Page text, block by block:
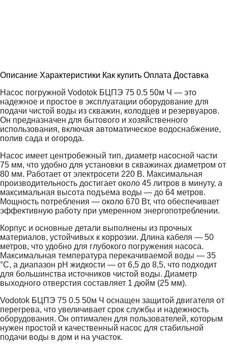
Описание Характеристики Как купить Оплата Доставка
Насос погружной Vodotok БЦПЭ 75 0.5 50м Ч — это
надежное и простое в эксплуатации оборудование для
подачи чистой воды из скважин, колодцев и резервуаров.
Он предназначен для бытового и хозяйственного
использования, включая автоматическое водоснабжение,
полив сада и огорода.
Насос имеет центробежный тип, диаметр насосной части
75 мм, что удобно для установки в скважинах диаметром от
80 мм. Работает от электросети 220 В. Максимальная
производительность достигает около 45 литров в минуту, а
максимальная высота подъема воды — до 64 метров.
Мощность потребления — около 670 Вт, что обеспечивает
эффективную работу при умеренном энергопотреблении.
Корпус и основные детали выполнены из прочных
материалов, устойчивых к коррозии. Длина кабеля — 50
метров, что удобно для глубокого погружения насоса.
Максимальная температура перекачиваемой воды — 35
°C, а диапазон pH жидкости — от 6,5 до 8,5, что подходит
для большинства источников чистой воды. Диаметр
выходного отверстия составляет 1 дюйм (25 мм).
Vodotok БЦПЭ 75 0.5 50м Ч оснащен защитой двигателя от
перегрева, что увеличивает срок службы и надежность
оборудования. Он оптимален для пользователей, которым
нужен простой и качественный насос для стабильной
подачи воды в дом и на участок.